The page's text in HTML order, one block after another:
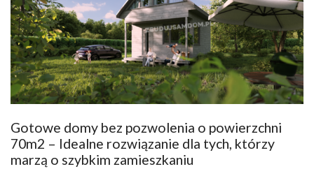
Gotowe domy bez pozwolenia o powierzchni
70m2 – Idealne rozwiązanie dla tych, którzy
marzą o szybkim zamieszkaniu